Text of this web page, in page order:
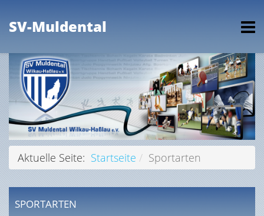
SV-Muldental
Aktuelle Seite: Startseite Sportarten
SPORTARTEN